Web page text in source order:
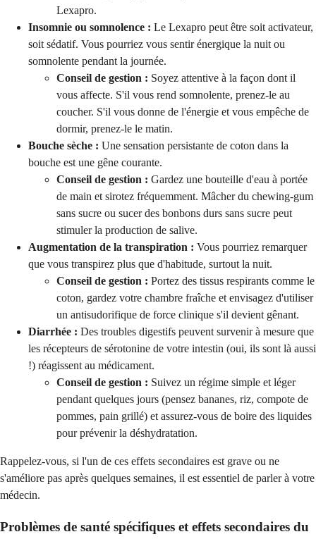
Lexapro.
Insomnie ou somnolence : Le Lexapro peut être soit activateur,
soit sédatif. Vous pourriez vous sentir énergique la nuit ou
somnolente pendant la journée.
Conseil de gestion : Soyez attentive à la façon dont il
vous affecte. S'il vous rend somnolente, prenez-le au
coucher. S'il vous donne de l'énergie et vous empêche de
dormir, prenez-le le matin.
Bouche sèche : Une sensation persistante de coton dans la
bouche est une gêne courante.
Conseil de gestion : Gardez une bouteille d'eau à portée
de main et sirotez fréquemment. Mâcher du chewing-gum
sans sucre ou sucer des bonbons durs sans sucre peut
stimuler la production de salive.
Augmentation de la transpiration : Vous pourriez remarquer
que vous transpirez plus que d'habitude, surtout la nuit.
Conseil de gestion : Portez des tissus respirants comme le
coton, gardez votre chambre fraîche et envisagez d'utiliser
un antisudorifique de force clinique s'il devient gênant.
Diarrhée : Des troubles digestifs peuvent survenir à mesure que
les récepteurs de sérotonine de votre intestin (oui, ils sont là aussi
!) réagissent au médicament.
Conseil de gestion : Suivez un régime simple et léger
pendant quelques jours (pensez bananes, riz, compote de
pommes, pain grillé) et assurez-vous de boire des liquides
pour prévenir la déshydratation.
Rappelez-vous, si l'un de ces effets secondaires est grave ou ne
s'améliore pas après quelques semaines, il est essentiel de parler à votre
médecin.
Problèmes de santé spécifiques et effets secondaires du